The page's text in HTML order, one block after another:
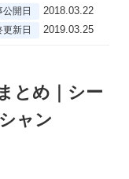
公開日 2018.03.22
更新日 2019.03.25
とめ｜シー
ャン